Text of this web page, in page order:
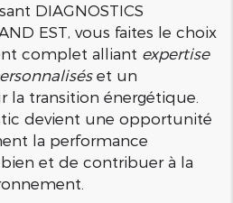
DIAGNOSTICS
EST, vous faites le choix
complet alliant expertise
et un
la transition énergétique.
devient une opportunité
la performance
et de contribuer à la